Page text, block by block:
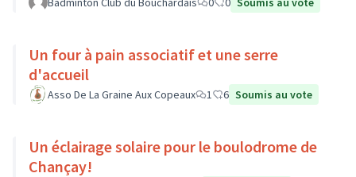
Un four à pain associatif et une serre
d'accueil
Asso De La Graine Aux Copeaux 1 6 Soumis au vote
Un éclairage solaire pour le boulodrome de
Chançay!